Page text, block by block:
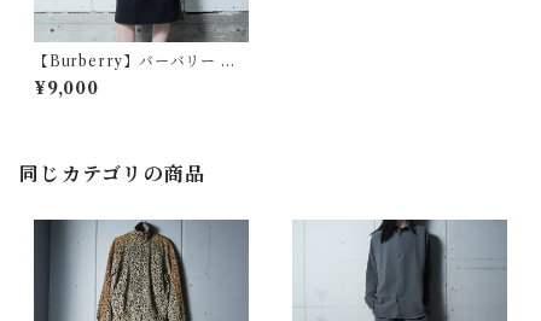
【Burberry】バーバリー ロ
ゴボタン３Bシングルセットア
ップ black
¥9,000
同じカテゴリの商品